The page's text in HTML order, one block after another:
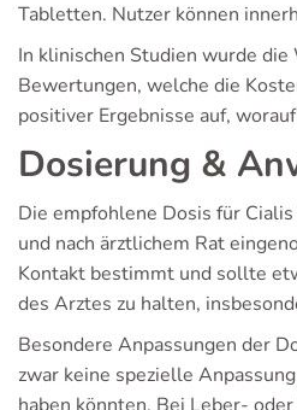
Tabletten. Nutzer können
In klinischen Studien wurde
Bewertungen, welche die
positiver Ergebnisse auf,
Dosierung &
Die empfohlene Dosis für
und nach ärztlichem Rat
Kontakt bestimmt und sollte
des Arztes zu halten,
Besondere Anpassungen der
zwar keine spezielle